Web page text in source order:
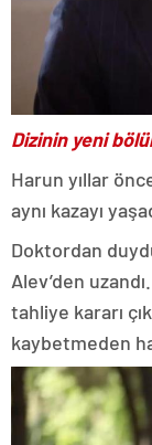
Dizinin yeni
Harun yıllar
aynı kazayı
Doktordan
Alev’den
tahliye kararı
kaybetmeden